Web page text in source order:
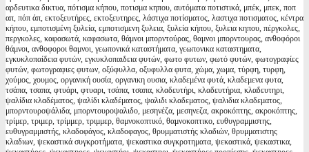
αρδευτικα δικτυα, πότισμα κήπου, ποτισμα κηπου, αυτόματα ποτιστικά, μπέκ, μπεκ, ποπ
απ, πόπ άπ, εκτοξευτήρες, εκτοξευτηρες, λάστιχα ποτίσματος, λαστιχα ποτισματος, κέντρα
κήπου, εμποτισμένη ξυλεία, εμποτισμενη ξυλεια, ξυλεία κήπου, ξυλεια κηπου, πέργκολες,
περγκολες, καφασωτά, καφασωτα, θάμνοι μπορντούρας, θαμνοι μπορντουρας, ανθοφόροι
θάμνοι, ανθοφοροι θαμνοι, γεωπονικά καταστήματα, γεωπονικα καταστηματα,
εγκυκλοπαίδεια φυτών, εγκυκλοπαιδεια φυτών, φωτο φυτων, φωτό φυτών, φωτογραφίες
φυτών, φωτογραφιες φυτων, οξύφυλλα, οξυφυλλα φυτα, χώμα, χωμα, τύρφη, τυρφη,
χούμος, χουμος, οργανική ουσία, οργανικη ουσια, κλαδεμένα φυτά, κλαδεμενα φυτα,
τσάπα, τσαπα, φτυάρι, φτυαρι, τσάπα, τσαπα, κλαδευτήρι, κλαδευτήρια, κλαδευτηρι,
ψαλίδια κλαδέματος, ψαλίδι κλαδέματος, ψαλιδι κλαδεματος, ψαλιδια κλαδεματος,
μπορντουροψάλιδα, μπορντουροψαλιδο, μεσηνέζα, μεσηνεζα, ακροκόπτης, ακροκόπτης,
τρίμερ, τριμερ, τρίμμερ, τριμμερ, θαμνοκοπτικό, θαμνοκοπτικο, ευθυγραμμιστης,
ευθυγραμμιστής, κλαδοφάγος, κλαδοφαγος, θρυμματιστής κλαδιών, θρυμματιστης
κλαδιων, ψεκαστικά συγκροτήματα, ψεκαστικα συγκροτηματα, ψεκαστικά, ψεκαστικα,